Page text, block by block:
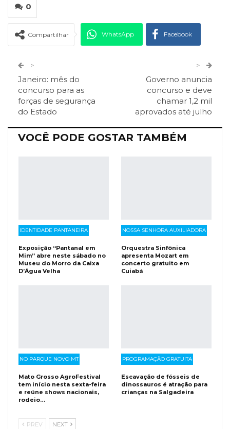
0
Compartilhar WhatsApp Facebook
Facebook Messenger Viber O email
>
Janeiro: mês do
concurso para as
forças de segurança
do Estado
>
Governo anuncia
concurso e deve
chamar 1,2 mil
aprovados até julho
VOCÊ PODE GOSTAR TAMBÉM
IDENTIDADE PANTANEIRA
Exposição “Pantanal em
Mim” abre neste sábado no
Museu do Morro da Caixa
D’Água Velha
NOSSA SENHORA AUXILIADORA
Orquestra Sinfônica
apresenta Mozart em
concerto gratuito em
Cuiabá
NO PARQUE NOVO MT
Mato Grosso AgroFestival
tem início nesta sexta-feira
e reúne shows nacionais,
rodeio…
PROGRAMAÇÃO GRATUITA
Escavação de fósseis de
dinossauros é atração para
crianças na Salgadeira
PREV NEXT